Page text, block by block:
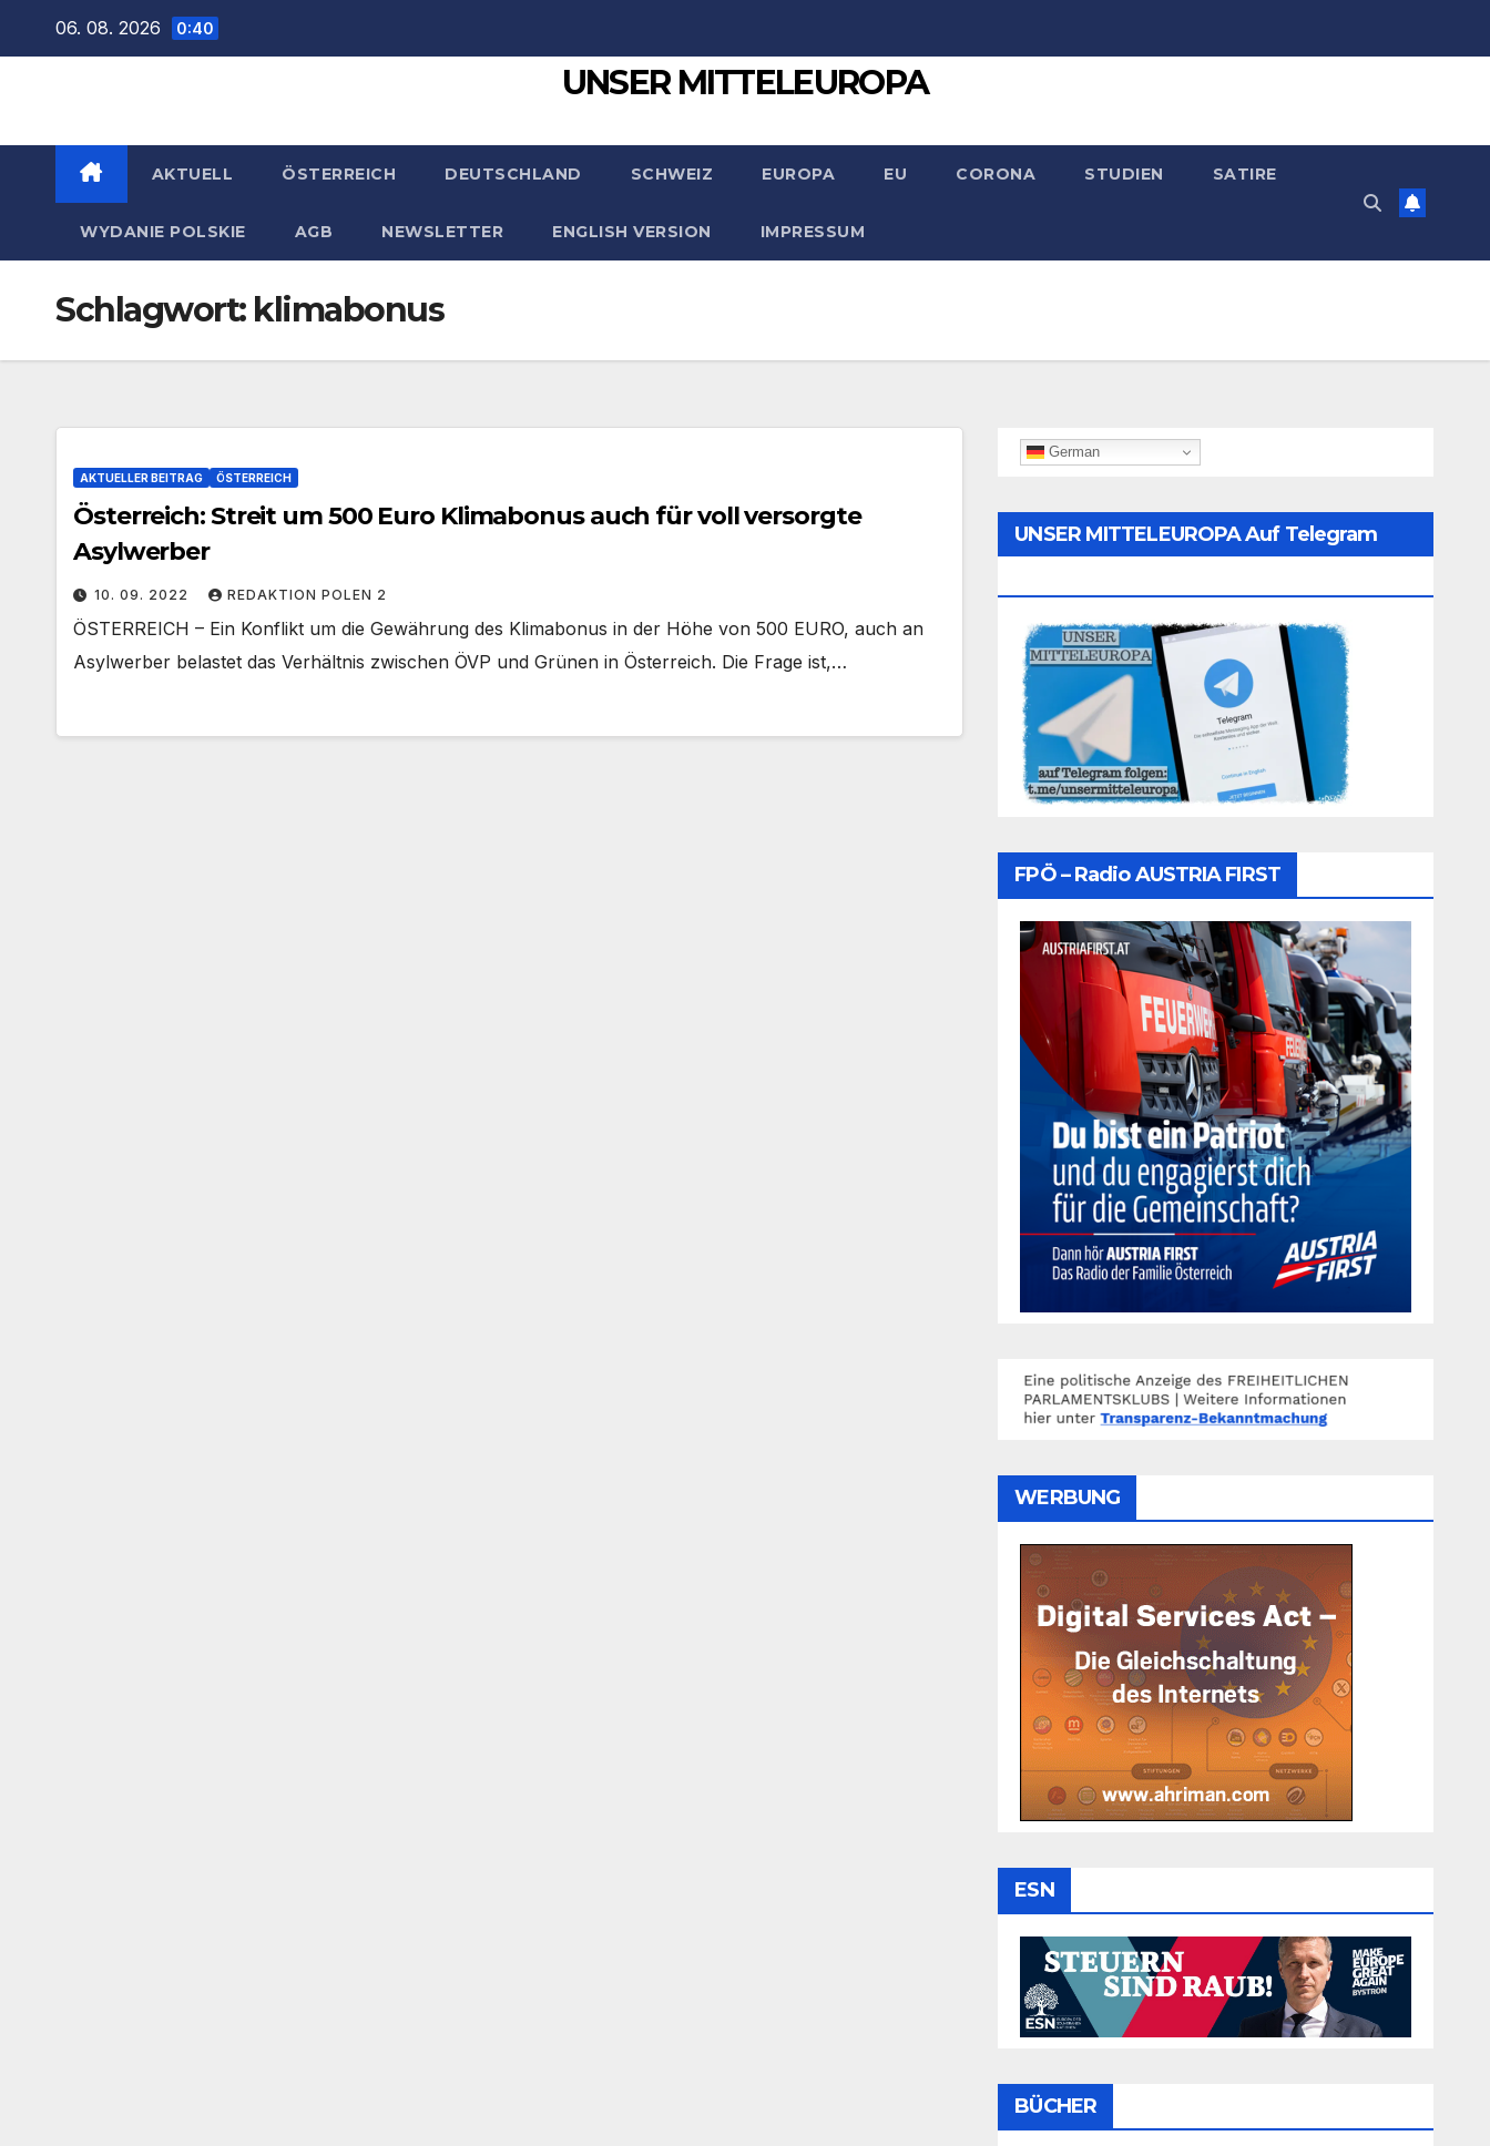
06. 08. 2026 0:40
UNSER MITTELEUROPA
AKTUELL ÖSTERREICH DEUTSCHLAND SCHWEIZ EUROPA EU CORONA STUDIEN SATIRE
WYDANIE POLSKIE AGB NEWSLETTER ENGLISH VERSION IMPRESSUM
Schlagwort: klimabonus
AKTUELLER BEITRAG ÖSTERREICH
Österreich: Streit um 500 Euro Klimabonus auch für voll versorgte
Asylwerber
10. 09. 2022 REDAKTION POLEN 2
ÖSTERREICH – Ein Konflikt um die Gewährung des Klimabonus in der Höhe von 500 EURO, auch an
Asylwerber belastet das Verhältnis zwischen ÖVP und Grünen in Österreich. Die Frage ist,…
German
UNSER MITTELEUROPA Auf Telegram
FPÖ – Radio AUSTRIA FIRST
WERBUNG
ESN
BÜCHER